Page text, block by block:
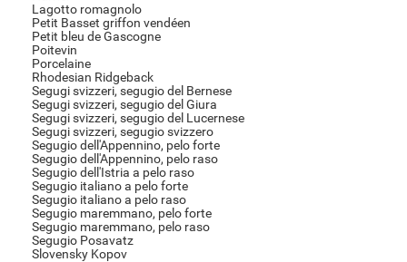
Lagotto romagnolo
Petit Basset griffon vendéen
Petit bleu de Gascogne
Poitevin
Porcelaine
Rhodesian Ridgeback
Segugi svizzeri, segugio del Bernese
Segugi svizzeri, segugio del Giura
Segugi svizzeri, segugio del Lucernese
Segugi svizzeri, segugio svizzero
Segugio dell'Appennino, pelo forte
Segugio dell'Appennino, pelo raso
Segugio dell'Istria a pelo raso
Segugio italiano a pelo forte
Segugio italiano a pelo raso
Segugio maremmano, pelo forte
Segugio maremmano, pelo raso
Segugio Posavatz
Slovensky Kopov